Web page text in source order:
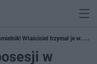
Właściciel trzymał je w...
w